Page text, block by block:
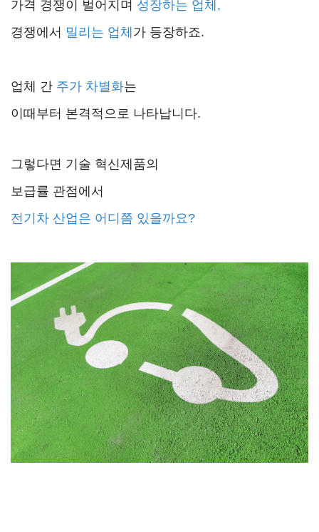
가격 경쟁이 벌어지며 성장하는 업체,
경쟁에서 밀리는 업체 가 등장하죠.
업체 간 주가 차별화는
이때부터 본격적으로 나타납니다.
그렇다면 기술 혁신제품의
보급률 관점에서
전기차 산업은 어디쯤 있을까요?